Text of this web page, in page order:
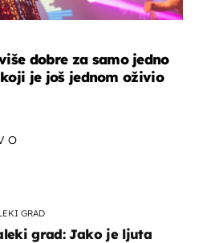
dobre za samo jedno
je još jednom oživio
GRAD
grad: Jako je ljuta